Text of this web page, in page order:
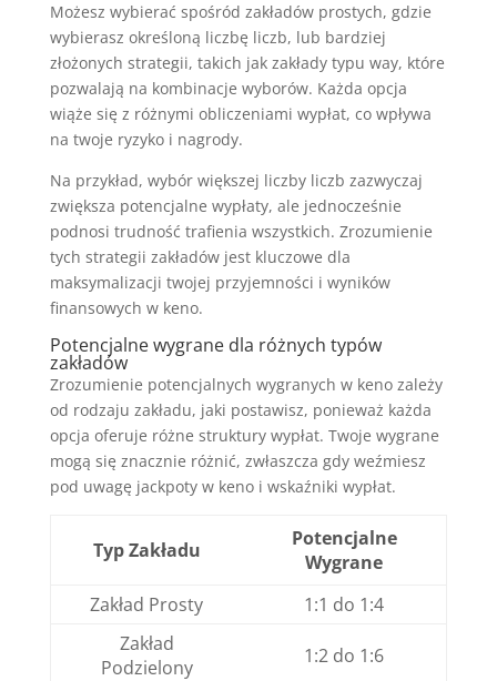
Możesz wybierać spośród zakładów prostych, gdzie
wybierasz określoną liczbę liczb, lub bardziej
złożonych strategii, takich jak zakłady typu way, które
pozwalają na kombinacje wyborów. Każda opcja
wiąże się z różnymi obliczeniami wypłat, co wpływa
na twoje ryzyko i nagrody.
Na przykład, wybór większej liczby liczb zazwyczaj
zwiększa potencjalne wypłaty, ale jednocześnie
podnosi trudność trafienia wszystkich. Zrozumienie
tych strategii zakładów jest kluczowe dla
maksymalizacji twojej przyjemności i wyników
finansowych w keno.
Potencjalne wygrane dla różnych typów
zakładów
Zrozumienie potencjalnych wygranych w keno zależy
od rodzaju zakładu, jaki postawisz, ponieważ każda
opcja oferuje różne struktury wypłat. Twoje wygrane
mogą się znacznie różnić, zwłaszcza gdy weźmiesz
pod uwagę jackpoty w keno i wskaźniki wypłat.
Typ Zakładu
Potencjalne
Wygrane
Zakład Prosty
1:1 do 1:4
Zakład
Podzielony
1:2 do 1:6